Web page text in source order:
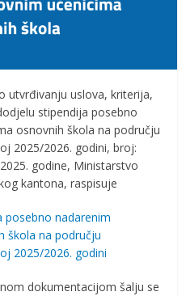
utvrđivanju uslova, kriterija,
stipendija posebno
osnovnih škola na području
2025/2026. godini, broj:
godine, Ministarstvo
kantona, raspisuje
posebno nadarenim
škola na području
2025/2026. godini
dokumentacijom šalju se